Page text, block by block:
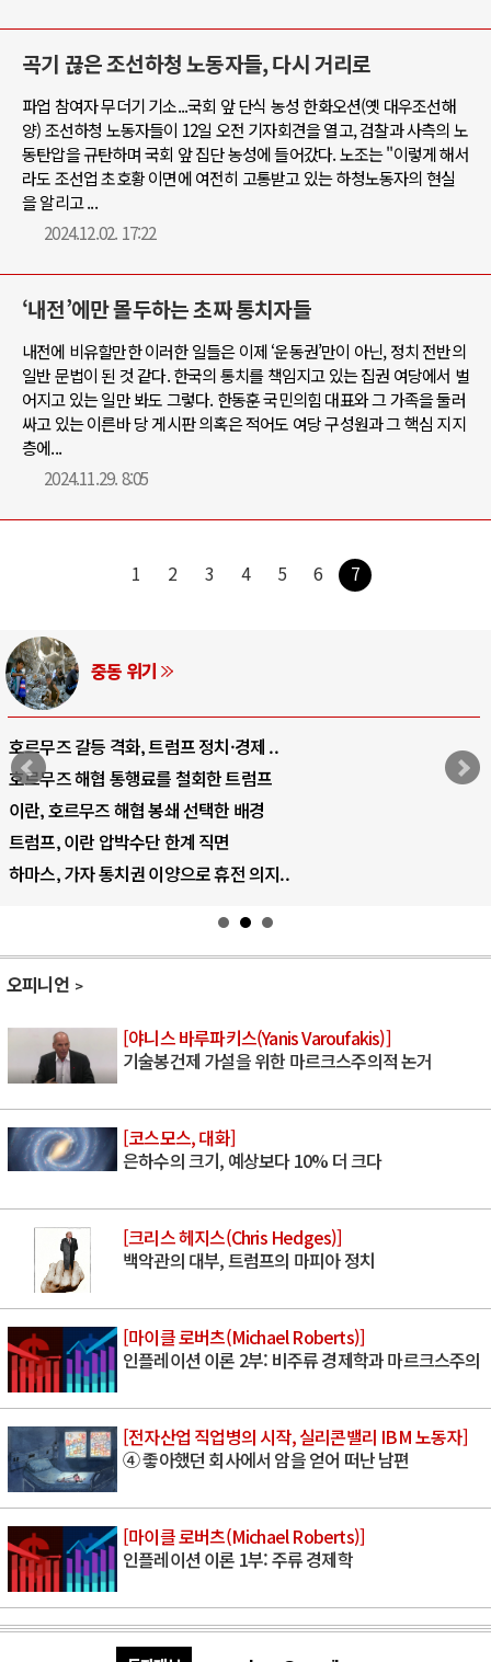
곡기 끊은 조선하청 노동자들, 다시 거리로
파업 참여자 무더기 기소...국회 앞 단식 농성 한화오션(옛 대우조선해
양) 조선하청 노동자들이 12일 오전 기자회견을 열고, 검찰과 사측의 노
동탄압을 규탄하며 국회 앞 집단 농성에 들어갔다. 노조는 "이렇게 해서
라도 조선업 초호황 이면에 여전히 고통받고 있는 하청노동자의 현실
을 알리고 ...
2024.12.02. 17:22
‘내전’에만 몰두하는 초짜 통치자들
내전에 비유할만한 이러한 일들은 이제 ‘운동권’만이 아닌, 정치 전반의
일반 문법이 된 것 같다. 한국의 통치를 책임지고 있는 집권 여당에서 벌
어지고 있는 일만 봐도 그렇다. 한동훈 국민의힘 대표와 그 가족을 둘러
싸고 있는 이른바 당 게시판 의혹은 적어도 여당 구성원과 그 핵심 지지
층에...
2024.11.29. 8:05
1 2 3 4 5 6 7
중동 위기
호르무즈 갈등 격화, 트럼프 정치·경제 ..
호르무즈 해협 통행료를 철회한 트럼프
이란, 호르무즈 해협 봉쇄 선택한 배경
트럼프, 이란 압박수단 한계 직면
하마스, 가자 통치권 이양으로 휴전 의지..
오피니언
[야니스 바루파키스(Yanis Varoufakis)]
기술봉건제 가설을 위한 마르크스주의적 논거
[코스모스, 대화]
은하수의 크기, 예상보다 10% 더 크다
[크리스 헤지스(Chris Hedges)]
백악관의 대부, 트럼프의 마피아 정치
[마이클 로버츠(Michael Roberts)]
인플레이션 이론 2부: 비주류 경제학과 마르크스주의
[전자산업 직업병의 시작, 실리콘밸리 IBM 노동자]
④ 좋아했던 회사에서 암을 얻어 떠난 남편
[마이클 로버츠(Michael Roberts)]
인플레이션 이론 1부: 주류 경제학